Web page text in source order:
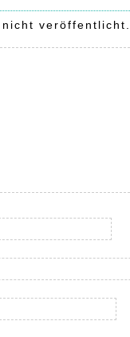
nicht veröffentlicht.